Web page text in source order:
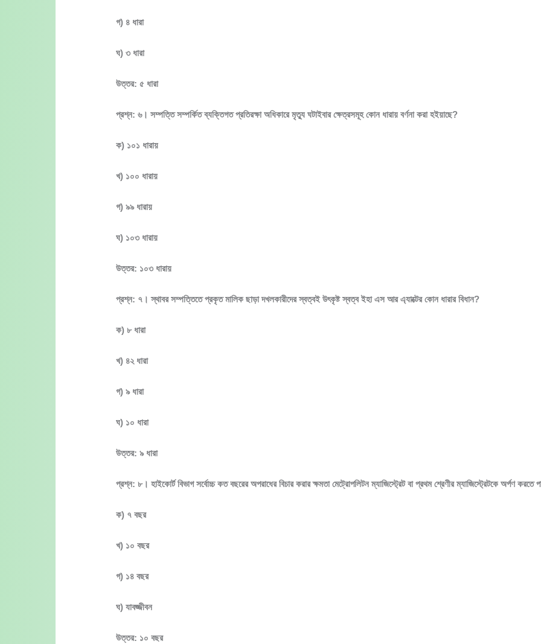
গ) ৪ ধারা
ঘ) ৩ ধারা
উত্তর: ৫ ধারা
প্রশ্ন: ৬। সম্পত্তি সম্পর্কিত ব্যক্তিগত প্রতিরক্ষা অধিকারে মৃত্যু ঘটাইবার ক্ষেত্রসমূহ কোন ধারায় বর্ণনা করা হইয়াছে?
ক) ১০১ ধারায়
খ) ১০০ ধারায়
গ) ৯৯ ধারায়
ঘ) ১০৩ ধারায়
উত্তর: ১০৩ ধারায়
প্রশ্ন: ৭। স্থাবর সম্পত্তিতে প্রকৃত মালিক ছাড়া দখলকারীদের স্বত্বই উৎকৃষ্ট স্বত্ব ইহা এস আর এ্যাক্টের কোন ধারার বিধান?
ক) ৮ ধারা
খ) ৪২ ধারা
গ) ৯ ধারা
ঘ) ১০ ধারা
উত্তর: ৯ ধারা
প্রশ্ন: ৮। হাইকোর্ট বিভাগ সর্বোচ্চ কত বছরের অপরাধের বিচার করার ক্ষমতা মেট্রোপলিটন ম্যাজিস্ট্রেট বা প্রথম শ্রেণীর ম্যাজিস্ট্রেটকে অর্পণ করতে
ক) ৭ বছর
খ) ১০ বছর
গ) ১৪ বছর
ঘ) যাবজ্জীবন
উত্তর: ১০ বছর